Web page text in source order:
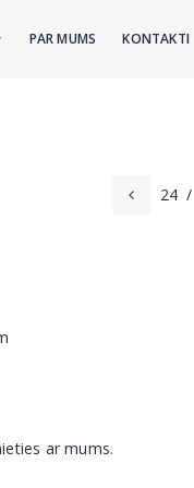
PAR MUMS KONTAKTI
24 /
ar mums.